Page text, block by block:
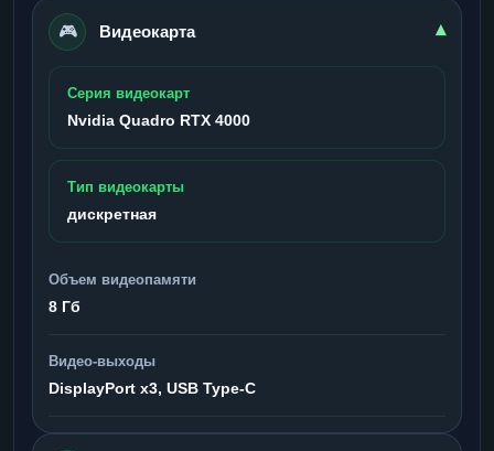
🎮 Видеокарта ▾
Серия видеокарт
Nvidia Quadro RTX 4000
Тип видеокарты
дискретная
Объем видеопамяти
8 Гб
Видео-выходы
DisplayPort x3, USB Type-C